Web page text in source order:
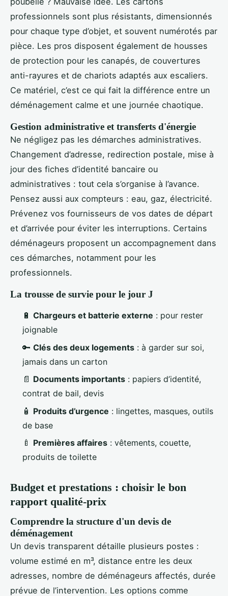
professionnels sont plus résistants, dimensionnés
pour chaque type d’objet, et souvent numérotés par
pièce. Les pros disposent également de housses
de protection pour les canapés, de couvertures
anti-rayures et de chariots adaptés aux escaliers.
Ce matériel, c’est ce qui fait la différence entre un
déménagement calme et une journée chaotique.
Gestion administrative et transferts d'énergie
Ne négligez pas les démarches administratives.
Changement d’adresse, redirection postale, mise à
jour des fiches d’identité bancaire ou
administratives : tout cela s’organise à l’avance.
Pensez aussi aux compteurs : eau, gaz, électricité.
Prévenez vos fournisseurs de vos dates de départ
et d’arrivée pour éviter les interruptions. Certains
déménageurs proposent un accompagnement dans
ces démarches, notamment pour les
professionnels.
La trousse de survie pour le jour J
🔋 Chargeurs et batterie externe : pour rester
joignable
🔑 Clés des deux logements : à garder sur soi,
jamais dans un carton
📄 Documents importants : papiers d’identité,
contrat de bail, devis
🧴 Produits d’urgence : lingettes, masques, outils
de base
🍼 Premières affaires : vêtements, couette,
produits de toilette
Budget et prestations : choisir le bon
rapport qualité-prix
Comprendre la structure d'un devis de
déménagement
Un devis transparent détaille plusieurs postes :
volume estimé en m³, distance entre les deux
adresses, nombre de déménageurs affectés, durée
prévue de l’intervention. Les options comme